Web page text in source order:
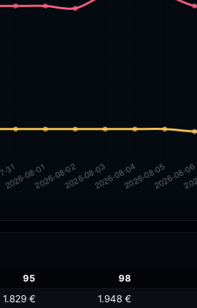
95 98
1.829 € 1.948 €